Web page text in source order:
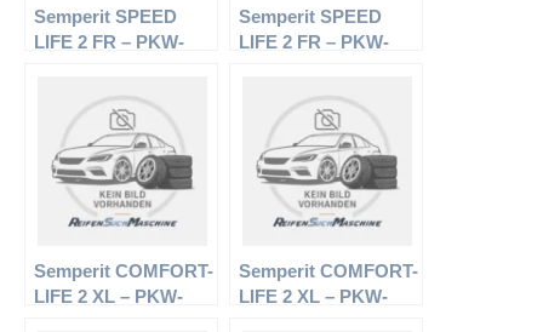
Semperit SPEED
LIFE 2 FR – PKW-
Semperit SPEED
LIFE 2 FR – PKW-
Semperit COMFORT-
LIFE 2 XL – PKW-
Semperit COMFORT-
LIFE 2 XL – PKW-